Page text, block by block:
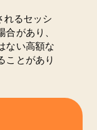
れるセッシ
合があり、
ない高額な
ことがあり